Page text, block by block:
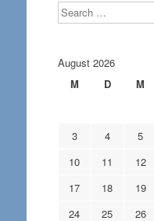
Search
August 2026
M
D M
3
4 5
10
11 12
17
18 19
24
25 26